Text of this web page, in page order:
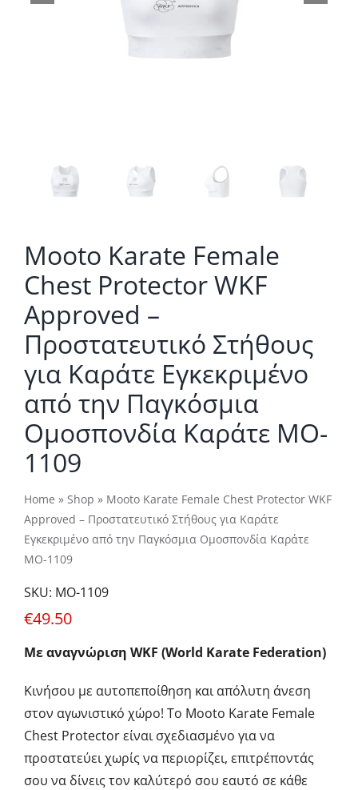
Mooto Karate Female
Chest Protector WKF
Approved –
Προστατευτικό Στήθους
για Καράτε Εγκεκριμένο
από την Παγκόσμια
Ομοσπονδία Καράτε MO-
1109
Home » Shop » Mooto Karate Female Chest Protector WKF
Approved – Προστατευτικό Στήθους για Καράτε
Εγκεκριμένο από την Παγκόσμια Ομοσπονδία Καράτε
MO-1109
SKU: MO-1109
€49.50
Με αναγνώριση WKF (World Karate Federation)
​Κινήσου με αυτοπεποίθηση και απόλυτη άνεση
στον αγωνιστικό χώρο! Το Mooto Karate Female
Chest Protector είναι σχεδιασμένο για να
προστατεύει χωρίς να περιορίζει, επιτρέποντάς
σου να δίνεις τον καλύτερό σου εαυτό σε κάθε